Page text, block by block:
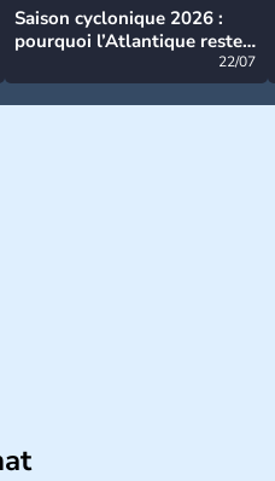
Saison cyclonique 2026 :
pourquoi l’Atlantique reste
22/07